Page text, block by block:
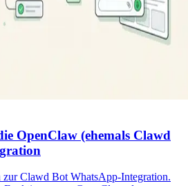
OpenClaw (ehemals Clawd
zur Clawd Bot WhatsApp-Integration.